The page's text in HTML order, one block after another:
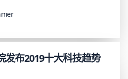
发布2019十大科技趋势